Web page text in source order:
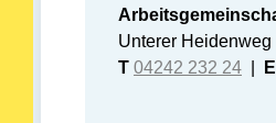
Unterer
T 04242 232 24 E